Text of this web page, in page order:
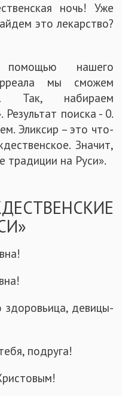
ночь! Уже
это лекарство?
нашего
мы сможем
Так, набираем
Результат поиска - 0.
Эликсир – это что-
Значит,
традиции на Руси».
девицы-
подруга!